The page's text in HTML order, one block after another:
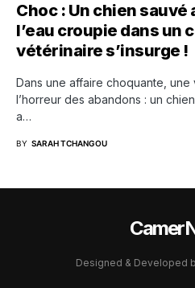
Choc : Un chien sauvé
l’eau croupie dans un
vétérinaire s’insurge !
Dans une affaire choquante,
l’horreur des abandons : un
a…
BY SARAH TCHANGOU
Designed & Developed